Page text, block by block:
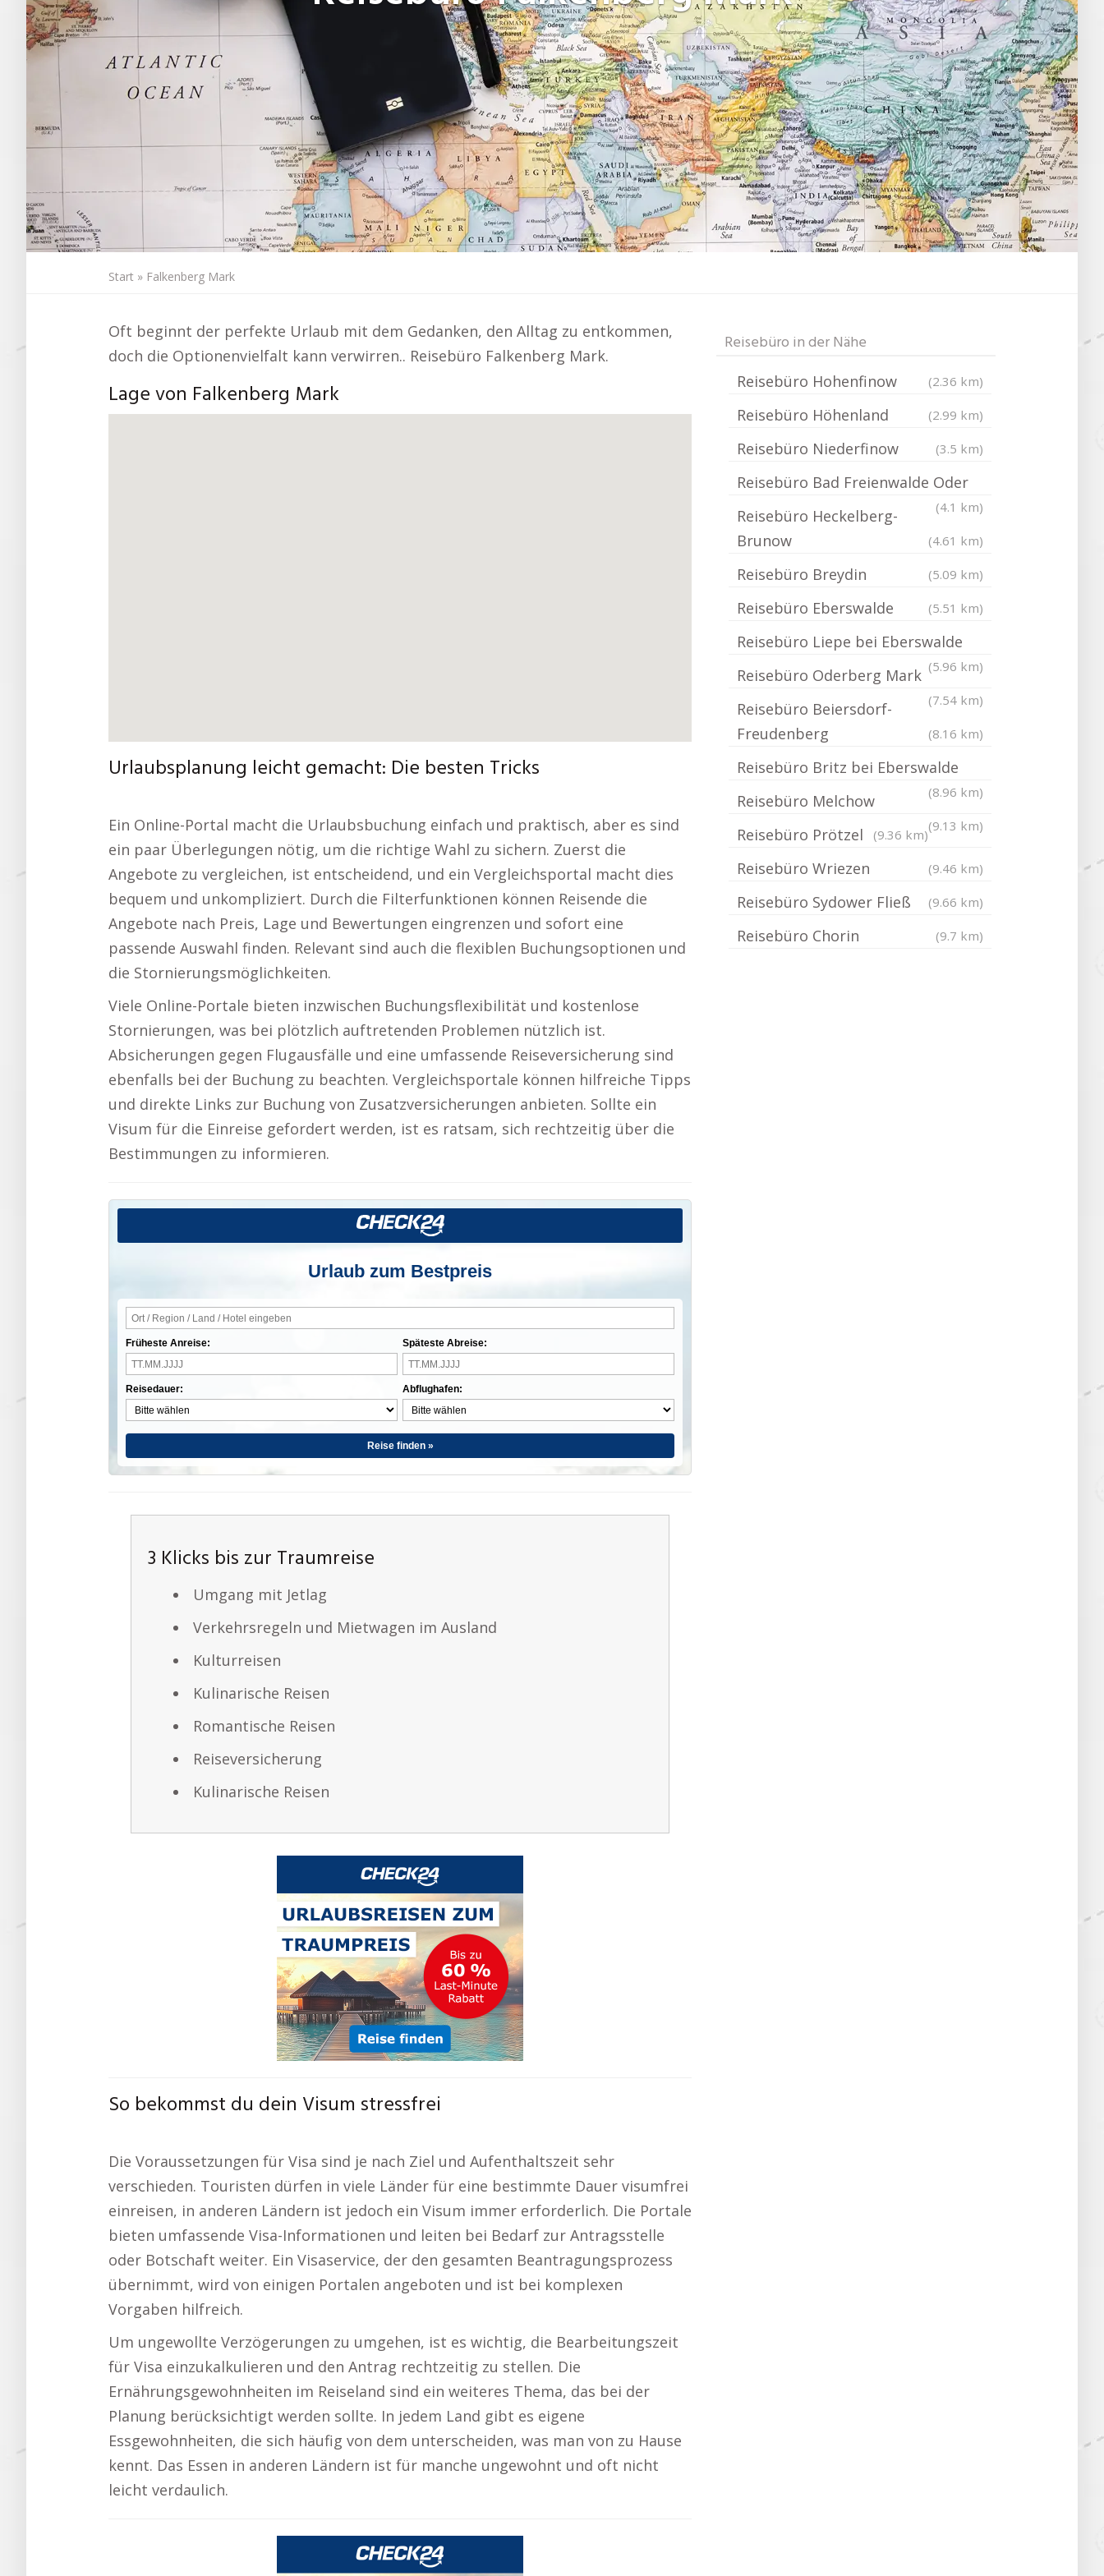
Start » Falkenberg Mark
Oft beginnt der perfekte Urlaub mit dem Gedanken, den Alltag zu entkommen,
doch die Optionenvielfalt kann verwirren.. Reisebüro Falkenberg Mark.
Lage von Falkenberg Mark
Urlaubsplanung leicht gemacht: Die besten Tricks
Ein Online-Portal macht die Urlaubsbuchung einfach und praktisch, aber es sind
ein paar Überlegungen nötig, um die richtige Wahl zu sichern. Zuerst die
Angebote zu vergleichen, ist entscheidend, und ein Vergleichsportal macht dies
bequem und unkompliziert. Durch die Filterfunktionen können Reisende die
Angebote nach Preis, Lage und Bewertungen eingrenzen und sofort eine
passende Auswahl finden. Relevant sind auch die flexiblen Buchungsoptionen und
die Stornierungsmöglichkeiten.
Viele Online-Portale bieten inzwischen Buchungsflexibilität und kostenlose
Stornierungen, was bei plötzlich auftretenden Problemen nützlich ist.
Absicherungen gegen Flugausfälle und eine umfassende Reiseversicherung sind
ebenfalls bei der Buchung zu beachten. Vergleichsportale können hilfreiche Tipps
und direkte Links zur Buchung von Zusatzversicherungen anbieten. Sollte ein
Visum für die Einreise gefordert werden, ist es ratsam, sich rechtzeitig über die
Bestimmungen zu informieren.
Urlaub zum Bestpreis
Früheste Anreise:
Reisedauer:
Späteste Abreise:
Abflughafen:
Reise finden »
3 Klicks bis zur Traumreise
Umgang mit Jetlag
Verkehrsregeln und Mietwagen im Ausland
Kulturreisen
Kulinarische Reisen
Romantische Reisen
Reiseversicherung
Kulinarische Reisen
So bekommst du dein Visum stressfrei
Die Voraussetzungen für Visa sind je nach Ziel und Aufenthaltszeit sehr
verschieden. Touristen dürfen in viele Länder für eine bestimmte Dauer visumfrei
einreisen, in anderen Ländern ist jedoch ein Visum immer erforderlich. Die Portale
bieten umfassende Visa-Informationen und leiten bei Bedarf zur Antragsstelle
oder Botschaft weiter. Ein Visaservice, der den gesamten Beantragungsprozess
übernimmt, wird von einigen Portalen angeboten und ist bei komplexen
Vorgaben hilfreich.
Um ungewollte Verzögerungen zu umgehen, ist es wichtig, die Bearbeitungszeit
für Visa einzukalkulieren und den Antrag rechtzeitig zu stellen. Die
Ernährungsgewohnheiten im Reiseland sind ein weiteres Thema, das bei der
Planung berücksichtigt werden sollte. In jedem Land gibt es eigene
Essgewohnheiten, die sich häufig von dem unterscheiden, was man von zu Hause
kennt. Das Essen in anderen Ländern ist für manche ungewohnt und oft nicht
leicht verdaulich.
Reisebüro in der Nähe
Reisebüro Hohenfinow (2.36 km)
Reisebüro Höhenland (2.99 km)
Reisebüro Niederfinow (3.5 km)
Reisebüro Bad Freienwalde Oder
(4.1 km)
Reisebüro Heckelberg-
Brunow
(4.61 km)
Reisebüro Breydin (5.09 km)
Reisebüro Eberswalde (5.51 km)
Reisebüro Liepe bei Eberswalde
(5.96 km)
Reisebüro Oderberg Mark
(7.54 km)
Reisebüro Beiersdorf-
Freudenberg
(8.16 km)
Reisebüro Britz bei Eberswalde
(8.96 km)
Reisebüro Melchow
(9.13 km)
Reisebüro Prötzel (9.36 km)
Reisebüro Wriezen (9.46 km)
Reisebüro Sydower Fließ (9.66 km)
Reisebüro Chorin (9.7 km)